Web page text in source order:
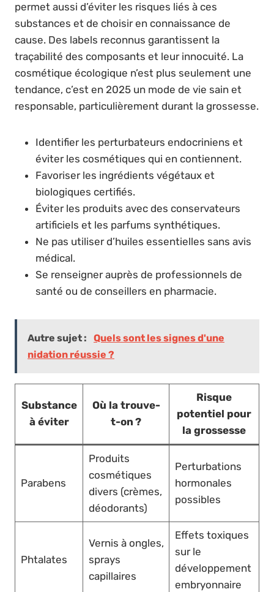
permet aussi d’éviter les risques liés à ces
substances et de choisir en connaissance de
cause. Des labels reconnus garantissent la
traçabilité des composants et leur innocuité. La
cosmétique écologique n’est plus seulement une
tendance, c’est en 2025 un mode de vie sain et
responsable, particulièrement durant la grossesse.
Identifier les perturbateurs endocriniens et
éviter les cosmétiques qui en contiennent.
Favoriser les ingrédients végétaux et
biologiques certifiés.
Éviter les produits avec des conservateurs
artificiels et les parfums synthétiques.
Ne pas utiliser d’huiles essentielles sans avis
médical.
Se renseigner auprès de professionnels de
santé ou de conseillers en pharmacie.
Autre sujet :
Quels sont les signes d'une
nidation réussie ?
Substance
à éviter
Où la trouve-
t-on ?
Risque
potentiel pour
la grossesse
Parabens
Produits
cosmétiques
divers (crèmes,
déodorants)
Perturbations
hormonales
possibles
Phtalates
Vernis à ongles,
sprays
capillaires
Effets toxiques
sur le
développement
embryonnaire